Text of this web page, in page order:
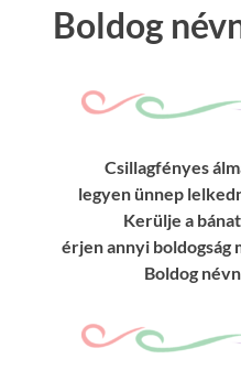
Boldog
Csillagfényes
legyen ünnep
Kerülje a
érjen annyi boldogság
Boldog